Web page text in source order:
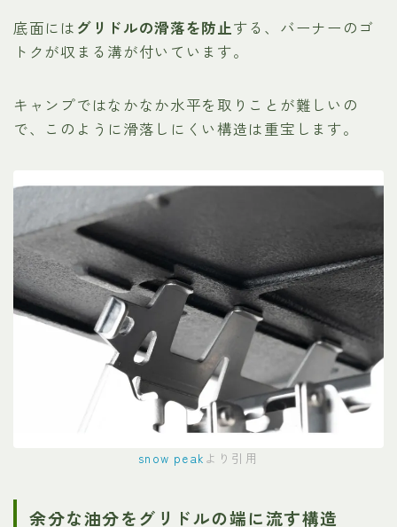
底面には グリドルの滑落を防止する、バーナーのゴ
トクが収まる溝が付いています。
キャンプではなかなか水平を取りことが難しいの
で、このように滑落しにくい構造は重宝します。
snow peak より引用
余分な油分をグリドルの端に流す構造